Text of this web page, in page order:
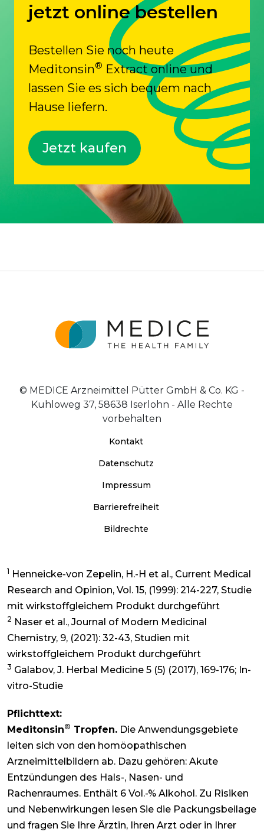
jetzt online bestellen
Bestellen Sie noch heute
Meditonsin® Extract online und
lassen Sie es sich bequem nach
Hause liefern.
Jetzt kaufen
© MEDICE Arzneimittel Pütter GmbH & Co. KG -
Kuhloweg 37, 58638 Iserlohn - Alle Rechte
vorbehalten
Kontakt
Datenschutz
Impressum
Barrierefreiheit
Bildrechte
1 Henneicke-von Zepelin, H.-H et al., Current Medical
Research and Opinion, Vol. 15, (1999): 214-227, Studie
mit wirkstoffgleichem Produkt durchgeführt
2 Naser et al., Journal of Modern Medicinal
Chemistry, 9, (2021): 32-43, Studien mit
wirkstoffgleichem Produkt durchgeführt
3 Galabov, J. Herbal Medicine 5 (5) (2017), 169-176; In-
vitro-Studie
Pflichttext:
Meditonsin® Tropfen. Die Anwendungsgebiete
leiten sich von den homöopathischen
Arzneimittelbildern ab. Dazu gehören: Akute
Entzündungen des Hals-, Nasen- und
Rachenraumes. Enthält 6 Vol.-% Alkohol. Zu Risiken
und Nebenwirkungen lesen Sie die Packungsbeilage
und fragen Sie Ihre Ärztin, Ihren Arzt oder in Ihrer